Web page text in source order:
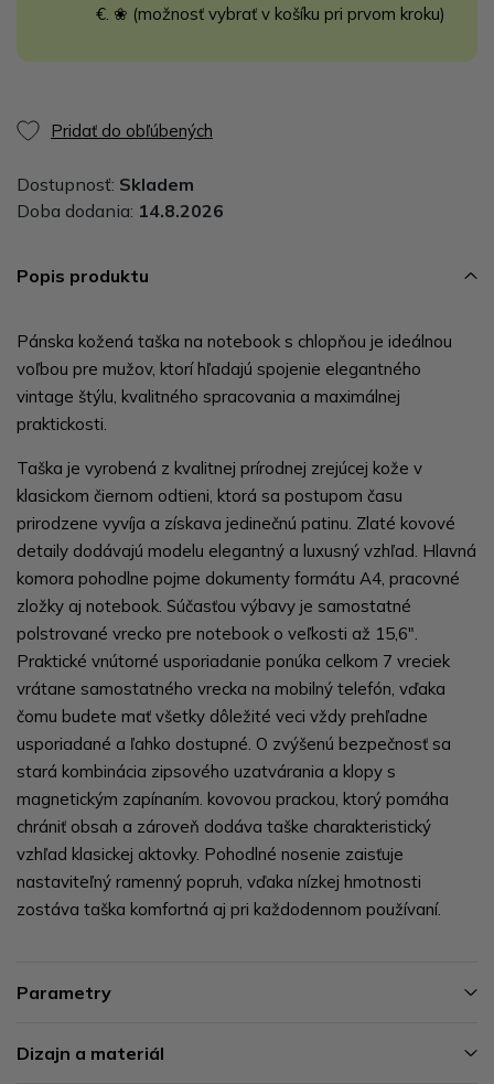
€. ❀ (možnosť vybrať v košíku pri prvom kroku)
Pridať do obľúbených
Dostupnosť: Skladem
Doba dodania: 14.8.2026
Popis produktu
Pánska kožená taška na notebook s chlopňou je ideálnou
voľbou pre mužov, ktorí hľadajú spojenie elegantného
vintage štýlu, kvalitného spracovania a maximálnej
praktickosti.
Taška je vyrobená z kvalitnej prírodnej zrejúcej kože v
klasickom čiernom odtieni, ktorá sa postupom času
prirodzene vyvíja a získava jedinečnú patinu. Zlaté kovové
detaily dodávajú modelu elegantný a luxusný vzhľad. Hlavná
komora pohodlne pojme dokumenty formátu A4, pracovné
zložky aj notebook. Súčasťou výbavy je samostatné
polstrované vrecko pre notebook o veľkosti až 15,6".
Praktické vnútorné usporiadanie ponúka celkom 7 vreciek
vrátane samostatného vrecka na mobilný telefón, vďaka
čomu budete mať všetky dôležité veci vždy prehľadne
usporiadané a ľahko dostupné. O zvýšenú bezpečnosť sa
stará kombinácia zipsového uzatvárania a klopy s
magnetickým zapínaním. kovovou prackou, ktorý pomáha
chrániť obsah a zároveň dodáva taške charakteristický
vzhľad klasickej aktovky. Pohodlné nosenie zaisťuje
nastaviteľný ramenný popruh, vďaka nízkej hmotnosti
zostáva taška komfortná aj pri každodennom používaní.
Parametry
Dizajn a materiál